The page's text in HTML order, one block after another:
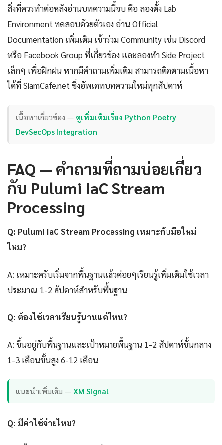
สิ่งที่ควรทำต่อหลังอ่านบทความนี้จบ คือ ลองตั้ง Lab
Environment ทดสอบด้วยตัวเอง อ่าน Official
Documentation เพิ่มเติม เข้าร่วม Community เช่น Discord
หรือ Facebook Group ที่เกี่ยวข้อง และลองทำ Side Project
เล็กๆ เพื่อฝึกฝน หากมีคำถามเพิ่มเติม สามารถติดตามเนื้อหา
ได้ที่ SiamCafe.net ซึ่งอัพเดทบทความใหม่ทุกสัปดาห์
เนื้อหาเกี่ยวข้อง — ดูเพิ่มเติมเรื่อง Python Poetry
DevSecOps Integration
FAQ — คำถามที่ถามบ่อยเกี่ยว
กับ Pulumi IaC Stream
Processing
Q: Pulumi IaC Stream Processing เหมาะกับมือใหม่
ไหม?
A: เหมาะครับเริ่มจากพื้นฐานแล้วค่อยๆเรียนรู้เพิ่มเติมใช้เวลา
ประมาณ 1-2 สัปดาห์สำหรับพื้นฐาน
Q: ต้องใช้เวลาเรียนรู้นานแค่ไหน?
A: ขึ้นอยู่กับพื้นฐานและเป้าหมายพื้นฐาน 1-2 สัปดาห์ขั้นกลาง
1-3 เดือนขั้นสูง 6-12 เดือน
แนะนำเพิ่มเติม —XM Signal
Q: มีค่าใช้จ่ายไหม?